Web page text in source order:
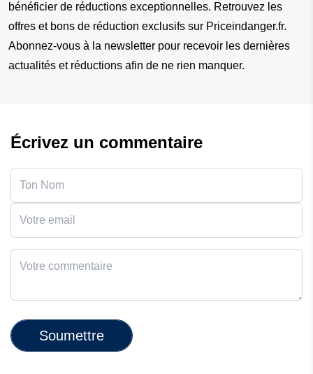
bénéficier de réductions exceptionnelles. Retrouvez les
offres et bons de réduction exclusifs sur Priceindanger.fr.
Abonnez-vous à la newsletter pour recevoir les dernières
actualités et réductions afin de ne rien manquer.
Écrivez un commentaire
Soumettre